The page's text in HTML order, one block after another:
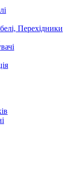
Перехідники